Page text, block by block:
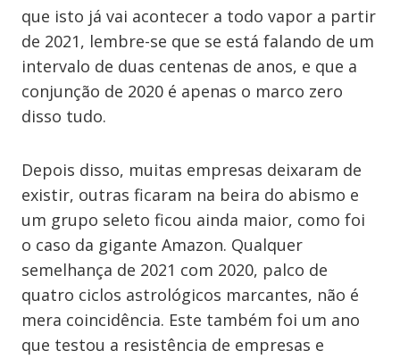
que isto já vai acontecer a todo vapor a partir
de 2021, lembre-se que se está falando de um
intervalo de duas centenas de anos, e que a
conjunção de 2020 é apenas o marco zero
disso tudo.
Depois disso, muitas empresas deixaram de
existir, outras ficaram na beira do abismo e
um grupo seleto ficou ainda maior, como foi
o caso da gigante Amazon. Qualquer
semelhança de 2021 com 2020, palco de
quatro ciclos astrológicos marcantes, não é
mera coincidência. Este também foi um ano
que testou a resistência de empresas e